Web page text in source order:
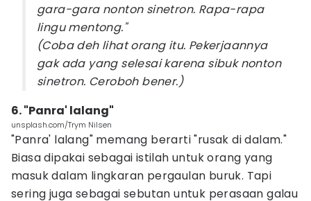
gara-gara nonton sinetron. Rapa-rapa
lingu mentong."
(Coba deh lihat orang itu. Pekerjaannya
gak ada yang selesai karena sibuk nonton
sinetron. Ceroboh bener.)
6. "Panra' lalang"
unsplash.com/Trym Nilsen
"Panra' lalang" memang berarti "rusak di dalam."
Biasa dipakai sebagai istilah untuk orang yang
masuk dalam lingkaran pergaulan buruk. Tapi
sering juga sebagai sebutan untuk perasaan galau